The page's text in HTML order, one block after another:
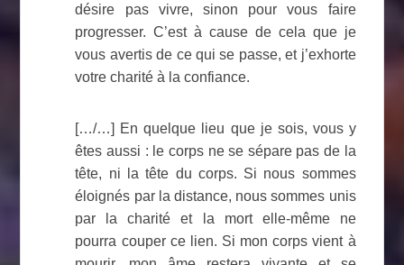
désire pas vivre, sinon pour vous faire
progresser. C’est à cause de cela que je
vous avertis de ce qui se passe, et j’exhorte
votre charité à la confiance.
[…/…] En quelque lieu que je sois, vous y
êtes aussi : le corps ne se sépare pas de la
tête, ni la tête du corps. Si nous sommes
éloignés par la distance, nous sommes unis
par la charité et la mort elle-même ne
pourra couper ce lien. Si mon corps vient à